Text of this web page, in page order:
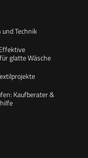
Technik
glatte Wäsche
Kaufberater &